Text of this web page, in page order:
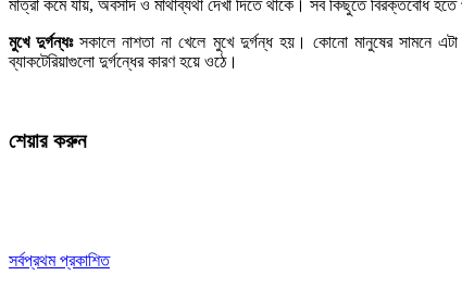
মাত্রা কমে যায়, অবসাদ ও মাথাব্যথা দেখা দিতে থাকে। সব কিছুতে বিরক্তবোধ হতে
মুখেদুর্গন্ধঃসকালে নাশতা না খেলে মুখে দুর্গন্ধ হয়। কোনো মানুষের সামনে
ব্যাকটেরিয়াগুলো দুর্গন্ধের কারণ হয়ে ওঠে।
শেয়ার করুন
সর্বপ্রথম প্রকাশিত